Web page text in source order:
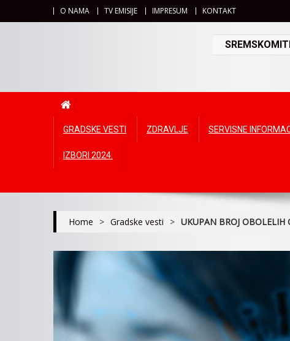
O NAMA TV EMISIJE IMPRESUM KONTAKT
GRADSKE VESTI ZDRAVLJE SERVISNE
IZBORI 2024.
Home > Gradske vesti > UKUPAN BROJ